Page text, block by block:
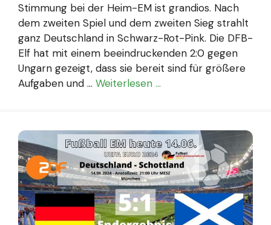
Stimmung bei der Heim-EM ist grandios. Nach
dem zweiten Spiel und dem zweiten Sieg strahlt
ganz Deutschland in Schwarz-Rot-Pink. Die DFB-
Elf hat mit einem beeindruckenden 2:0 gegen
Ungarn gezeigt, dass sie bereit sind für größere
Aufgaben und … Weiterlesen …